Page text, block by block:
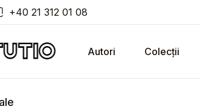
+40 21 312 01 08
Autori Colecții